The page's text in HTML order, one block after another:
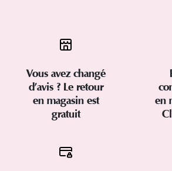
Vous avez changé
d’avis ? Le retour
en magasin est
gratuit
en